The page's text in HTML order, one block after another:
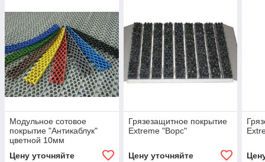
Модульное сотовое
покрытие "Антикаблук"
цветной 10мм
Цену уточняйте
Грязезащитное покрытие
Extreme "Ворс"
Цену уточняйте